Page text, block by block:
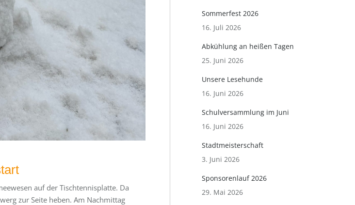
auf der Tischtennisplatte. Da
zur Seite heben. Am Nachmittag
Sommerfest 2026
16. Juli 2026
Abkühlung an heißen Tagen
25. Juni 2026
Unsere Lesehunde
16. Juni 2026
Schulversammlung im Juni
16. Juni 2026
Stadtmeisterschaft
3. Juni 2026
Sponsorenlauf 2026
29. Mai 2026